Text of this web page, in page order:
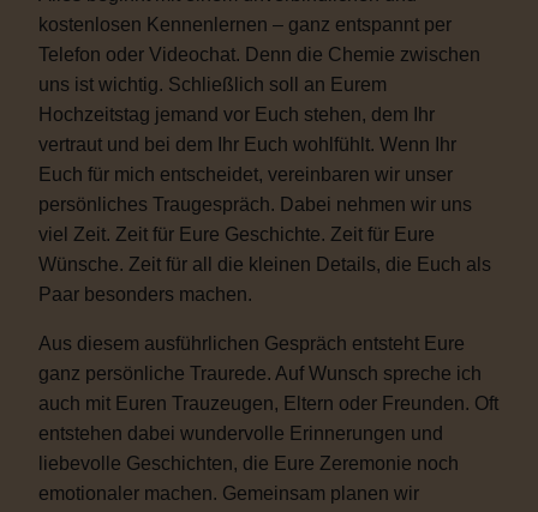
kostenlosen Kennenlernen – ganz entspannt per
Telefon oder Videochat. Denn die Chemie zwischen
uns ist wichtig. Schließlich soll an Eurem
Hochzeitstag jemand vor Euch stehen, dem Ihr
vertraut und bei dem Ihr Euch wohlfühlt. Wenn Ihr
Euch für mich entscheidet, vereinbaren wir unser
persönliches Traugespräch. Dabei nehmen wir uns
viel Zeit. Zeit für Eure Geschichte. Zeit für Eure
Wünsche. Zeit für all die kleinen Details, die Euch als
Paar besonders machen.
Aus diesem ausführlichen Gespräch entsteht Eure
ganz persönliche Traurede. Auf Wunsch spreche ich
auch mit Euren Trauzeugen, Eltern oder Freunden. Oft
entstehen dabei wundervolle Erinnerungen und
liebevolle Geschichten, die Eure Zeremonie noch
emotionaler machen. Gemeinsam planen wir